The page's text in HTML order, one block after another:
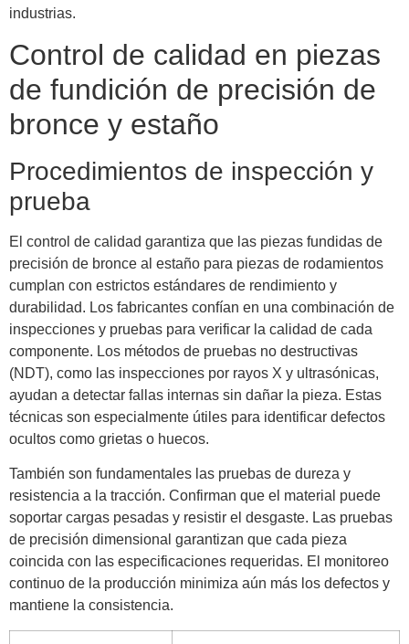
industrias.
Control de calidad en piezas
de fundición de precisión de
bronce y estaño
Procedimientos de inspección y
prueba
El control de calidad garantiza que las piezas fundidas de
precisión de bronce al estaño para piezas de rodamientos
cumplan con estrictos estándares de rendimiento y
durabilidad. Los fabricantes confían en una combinación de
inspecciones y pruebas para verificar la calidad de cada
componente. Los métodos de pruebas no destructivas
(NDT), como las inspecciones por rayos X y ultrasónicas,
ayudan a detectar fallas internas sin dañar la pieza. Estas
técnicas son especialmente útiles para identificar defectos
ocultos como grietas o huecos.
También son fundamentales las pruebas de dureza y
resistencia a la tracción. Confirman que el material puede
soportar cargas pesadas y resistir el desgaste. Las pruebas
de precisión dimensional garantizan que cada pieza
coincida con las especificaciones requeridas. El monitoreo
continuo de la producción minimiza aún más los defectos y
mantiene la consistencia.